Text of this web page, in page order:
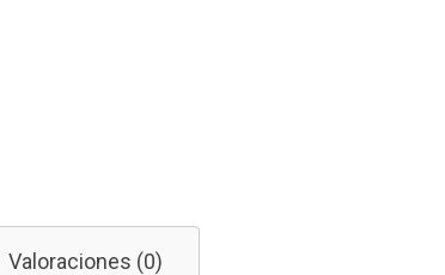
Valoraciones (0)